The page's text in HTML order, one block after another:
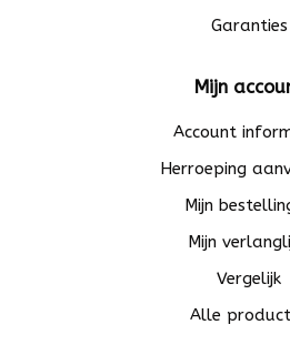
Garanties
Mijn
Account
Herroeping
Mijn
Mijn
Vergelijk
Alle